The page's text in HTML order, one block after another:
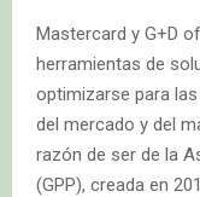
Mastercard y G+D
herramientas de
optimizarse para
del mercado y del
razón de ser de la
(GPP), creada en